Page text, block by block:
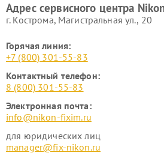
Адрес сервисного центра
г. Кострома, Магистральная ул., 20
Горячая линия:
+7 (800) 301-55-83
Контактный телефон:
8 (800) 301-55-83
Электронная почта:
info@nikon-fixim.ru
для юридических лиц
manager@fix-nikon.ru